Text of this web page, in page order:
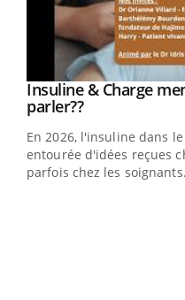
Youtube
Insuline & Charge
parler??Youtube
En 2026, l'insuline dans
entourée d'idées reçues
parfois chez les soignants.